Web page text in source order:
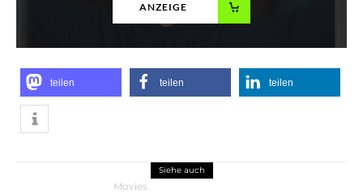
ANZEIGE
teilen teilen teilen
Siehe auch
Movies